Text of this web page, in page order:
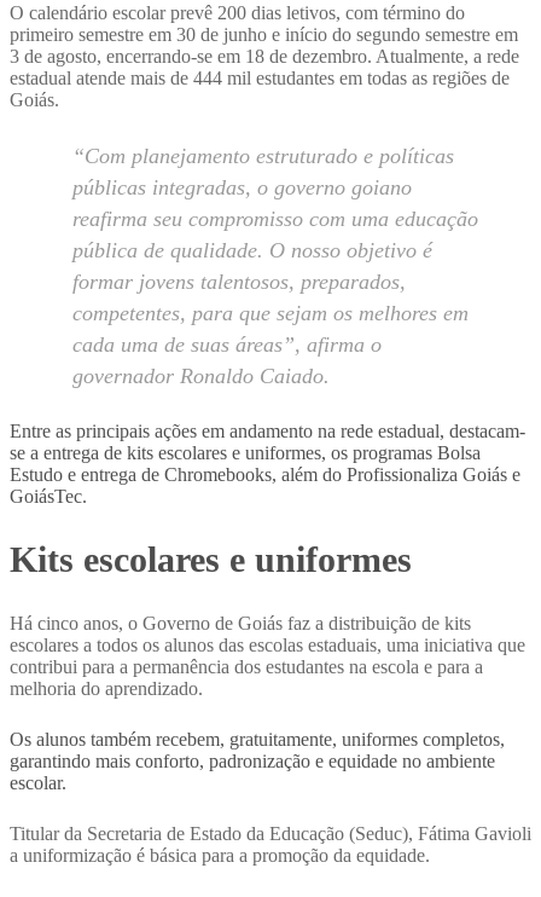
O calendário escolar prevê 200 dias letivos, com término do
primeiro semestre em 30 de junho e início do segundo semestre em
3 de agosto, encerrando-se em 18 de dezembro. Atualmente, a rede
estadual atende mais de 444 mil estudantes em todas as regiões de
Goiás.
“Com planejamento estruturado e políticas
públicas integradas, o governo goiano
reafirma seu compromisso com uma educação
pública de qualidade. O nosso objetivo é
formar jovens talentosos, preparados,
competentes, para que sejam os melhores em
cada uma de suas áreas”, afirma o
governador Ronaldo Caiado.
Entre as principais ações em andamento na rede estadual, destacam-
se a entrega de kits escolares e uniformes, os programas Bolsa
Estudo e entrega de Chromebooks, além do Profissionaliza Goiás e
GoiásTec.
Kits escolares e uniformes
Há cinco anos, o Governo de Goiás faz a distribuição de kits
escolares a todos os alunos das escolas estaduais, uma iniciativa que
contribui para a permanência dos estudantes na escola e para a
melhoria do aprendizado.
Os alunos também recebem, gratuitamente, uniformes completos,
garantindo mais conforto, padronização e equidade no ambiente
escolar.
Titular da Secretaria de Estado da Educação (Seduc), Fátima Gavioli
a uniformização é básica para a promoção da equidade.